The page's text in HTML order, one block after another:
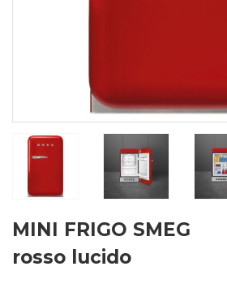
MINI FRIGO SMEG
rosso lucido